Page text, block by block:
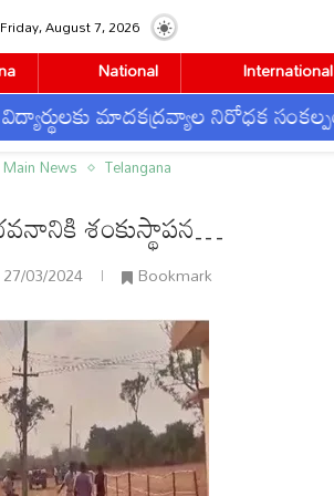
Friday, August 7, 2026
National International
మాదకద్రవ్యాల నిరోధక సంకల్పం
Main News Telangana
శంకుస్థాపన…
27/03/2024 Bookmark